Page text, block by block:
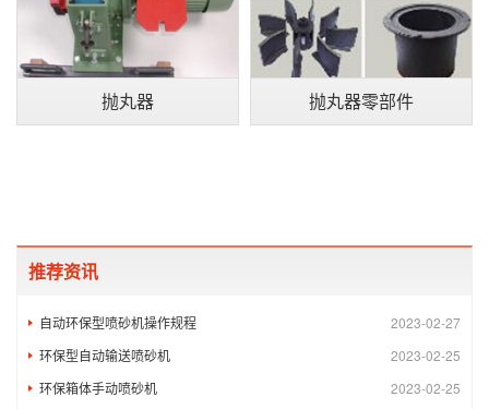
抛丸器 抛丸器零部件
推荐资讯
2023-02-27
自动环保型喷砂机操作规程
2023-02-25
环保型自动输送喷砂机
2023-02-25
环保箱体手动喷砂机